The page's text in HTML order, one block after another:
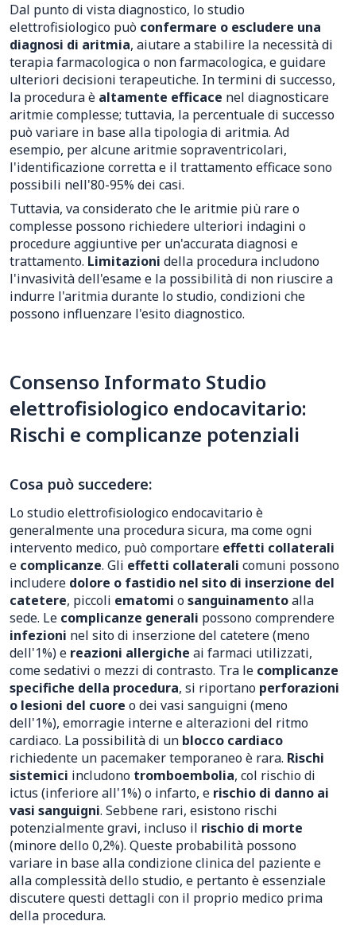
Dal punto di vista diagnostico, lo studio
elettrofisiologico può confermare o escludere una
diagnosi di aritmia, aiutare a stabilire la necessità di
terapia farmacologica o non farmacologica, e guidare
ulteriori decisioni terapeutiche. In termini di successo,
la procedura è altamente efficace nel diagnosticare
aritmie complesse; tuttavia, la percentuale di successo
può variare in base alla tipologia di aritmia. Ad
esempio, per alcune aritmie sopraventricolari,
l'identificazione corretta e il trattamento efficace sono
possibili nell'80-95% dei casi.
Tuttavia, va considerato che le aritmie più rare o
complesse possono richiedere ulteriori indagini o
procedure aggiuntive per un'accurata diagnosi e
trattamento. Limitazioni della procedura includono
l'invasività dell'esame e la possibilità di non riuscire a
indurre l'aritmia durante lo studio, condizioni che
possono influenzare l'esito diagnostico.
Consenso Informato Studio
elettrofisiologico endocavitario:
Rischi e complicanze potenziali
Cosa può succedere:
Lo studio elettrofisiologico endocavitario è
generalmente una procedura sicura, ma come ogni
intervento medico, può comportare effetti collaterali
e complicanze. Gli effetti collaterali comuni possono
includere dolore o fastidio nel sito di inserzione del
catetere, piccoli ematomi osanguinamentoalla
sede. Le complicanze generali possono comprendere
infezioni nel sito di inserzione del catetere (meno
dell'1%) e reazioni allergiche ai farmaci utilizzati,
come sedativi o mezzi di contrasto. Tra le complicanze
specifiche della procedura, si riportano perforazioni
o lesioni del cuore o dei vasi sanguigni (meno
dell'1%), emorragie interne e alterazioni del ritmo
cardiaco. La possibilità di un blocco cardiaco
richiedente un pacemaker temporaneo è rara. Rischi
sistemici includono tromboembolia, col rischio di
ictus (inferiore all'1%) o infarto, e rischio di danno ai
vasi sanguigni. Sebbene rari, esistono rischi
potenzialmente gravi, incluso il rischio di morte
(minore dello 0,2%). Queste probabilità possono
variare in base alla condizione clinica del paziente e
alla complessità dello studio, e pertanto è essenziale
discutere questi dettagli con il proprio medico prima
della procedura.